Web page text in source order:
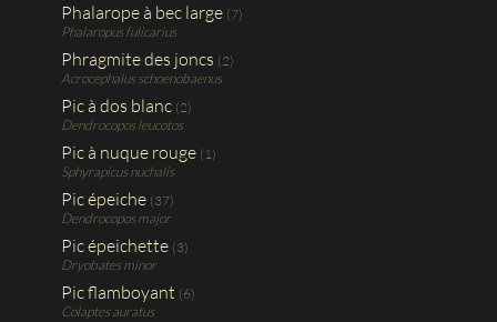
Phalarope à bec large (7)
Phalaropus fulicarius
Phragmite des joncs (2)
Acrocephalus schoenobaenus
Pic à dos blanc (2)
Dendrocopos leucotos
Pic à nuque rouge (1)
Sphyrapicus nuchalis
Pic épeiche (37)
Dendrocopos major
Pic épeichette (3)
Dryobates minor
Pic flamboyant (6)
Colaptes auratus